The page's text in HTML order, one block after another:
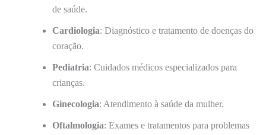
de saúde.
Cardiologia: Diagnóstico e tratamento de doenças do
coração.
Pediatria: Cuidados médicos especializados para
crianças.
Ginecologia: Atendimento à saúde da mulher.
Oftalmologia: Exames e tratamentos para problemas